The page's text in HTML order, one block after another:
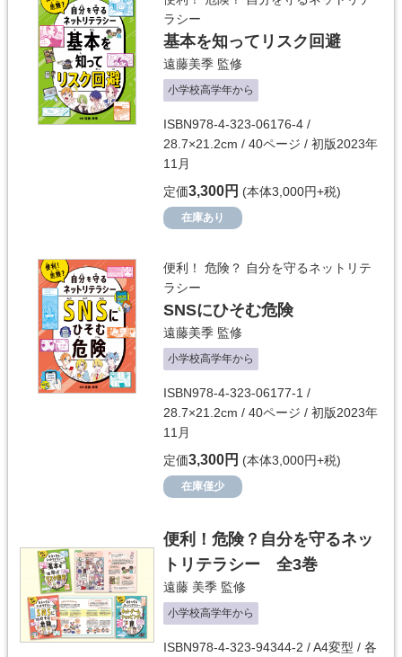
ラシー
基本を知ってリスク回避
遠藤美季 監修
小学校高学年から
ISBN978-4-323-06176-4 /
28.7×21.2cm / 40ページ / 初版2023年
11月
定価3,300円 (本体3,000円+税)
在庫あり
便利！ 危険？ 自分を守るネットリテ
ラシー
SNSにひそむ危険
遠藤美季 監修
小学校高学年から
ISBN978-4-323-06177-1 /
28.7×21.2cm / 40ページ / 初版2023年
11月
定価3,300円 (本体3,000円+税)
在庫僅少
便利！危険？自分を守るネッ
トリテラシー 全3巻
遠藤 美季 監修
小学校高学年から
ISBN978-4-323-94344-2 / A4変型 / 各